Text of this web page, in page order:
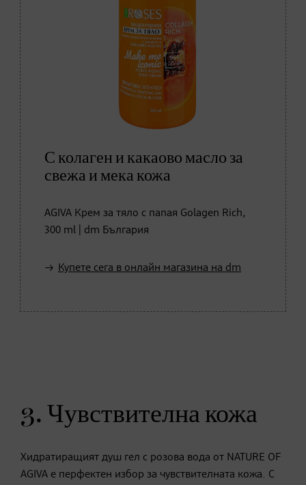
С колаген и какаово масло за
свежа и мека кожа
AGIVA Крем за тяло с папая Golagen Rich,
300 ml | dm България
Купете сега в онлайн магазина на dm
3. Чувствителна кожа
Хидратиращият душ гел с розова вода от NATURE OF
AGIVA е перфектен избор за чувствителната кожа. С